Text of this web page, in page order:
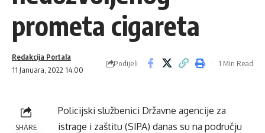
prometa cigareta
11 Januara, 2022 14:00
Redakcija Portala
Podijeli 1 Min Read
SHARE
Policijski službenici Državne agencije za
istrage i zaštitu (SIPA) danas su na području